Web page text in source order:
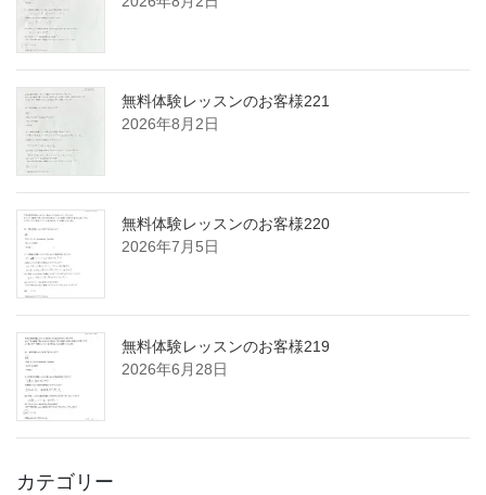
無料体験レッスンのお客様221
2026年8月2日
無料体験レッスンのお客様220
2026年7月5日
無料体験レッスンのお客様219
2026年6月28日
カテゴリー